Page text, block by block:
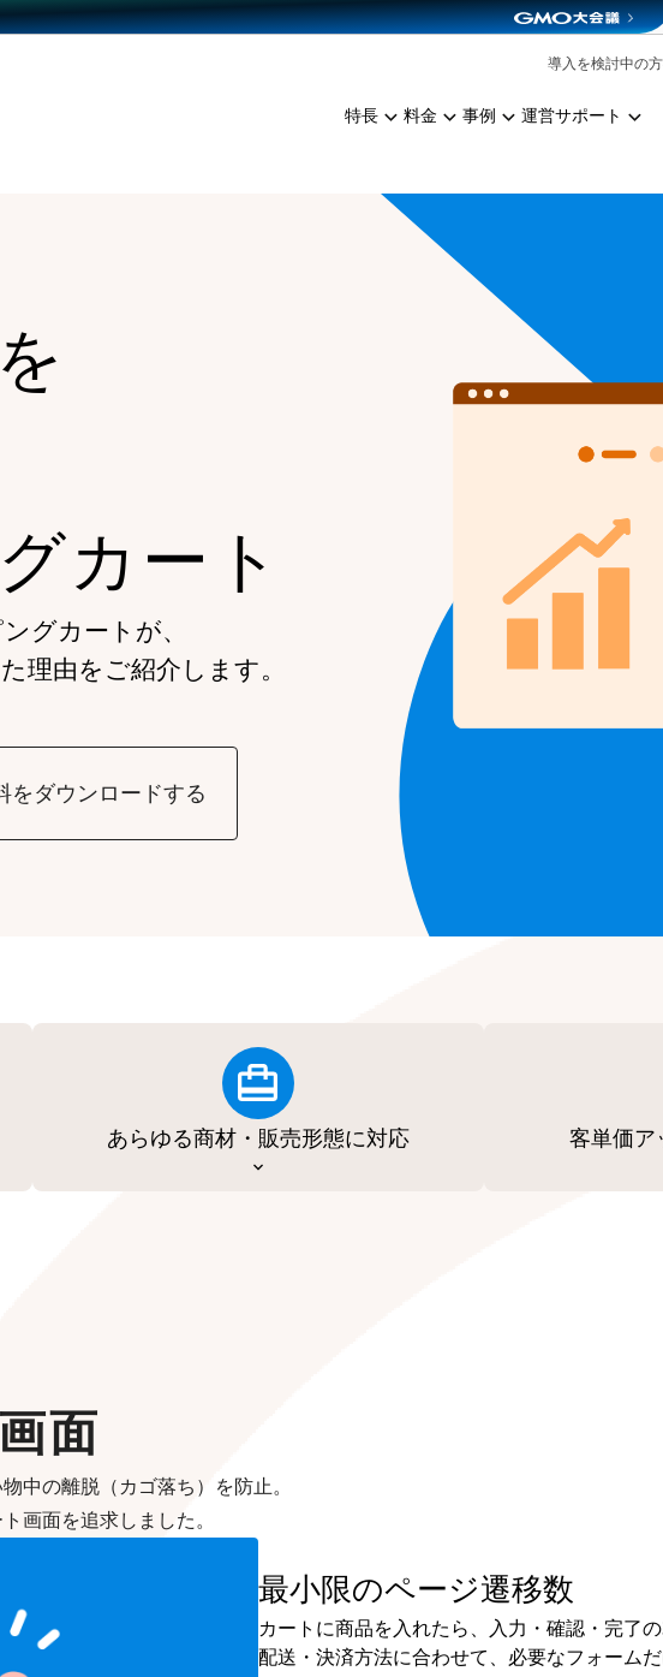
特長 料金 事例 運営サポート
導入を検討中の
導入
アプリ
との連携
雑貨販売
料金シミュレーション
コミュニティイベントCarty
YouTubeチャンネル
カート
グカートが、
理由をご紹介します。
をダウンロードする
あらゆる商材・販売形態に対応 客単価ア
面
中の離脱（カゴ落ち）を防止。
画面を追求しました。
最小限のページ遷移数
カートに商品を入れたら、入力・確認・完了
配送・決済方法に合わせて、必要なフォームだ